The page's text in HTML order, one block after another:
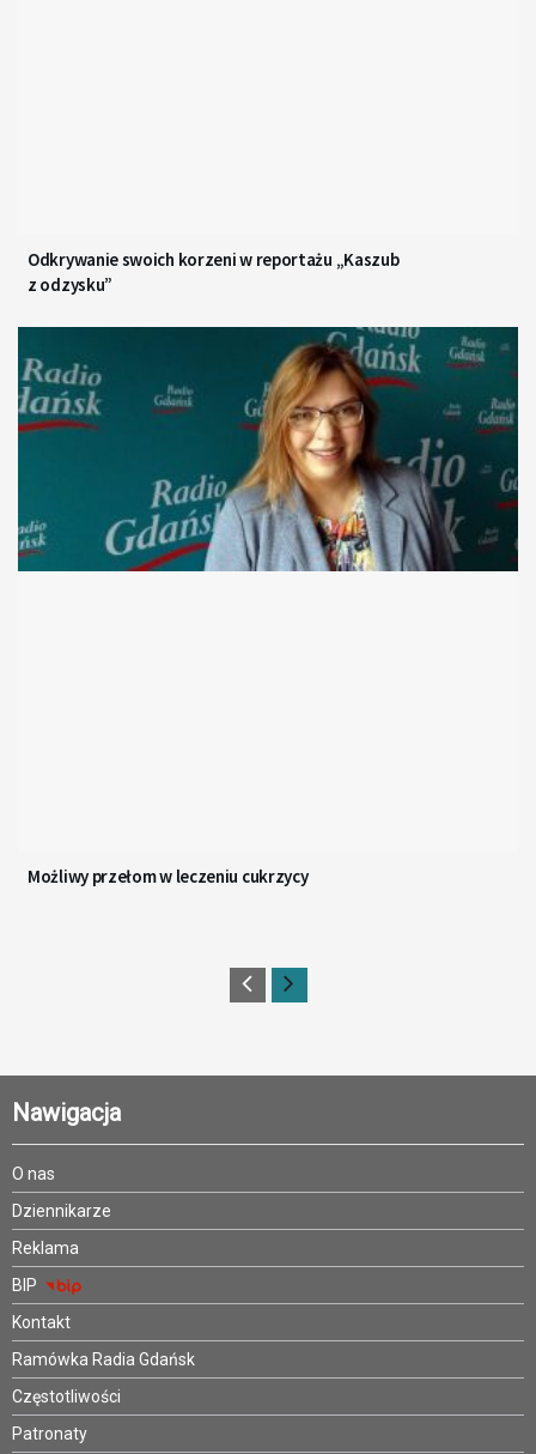
Odkrywanie swoich korzeni w reportażu „Kaszub
z odzysku”
Możliwy przełom w leczeniu cukrzycy
Nawigacja
O nas
Dziennikarze
Reklama
BIP
Kontakt
Ramówka Radia Gdańsk
Częstotliwości
Patronaty